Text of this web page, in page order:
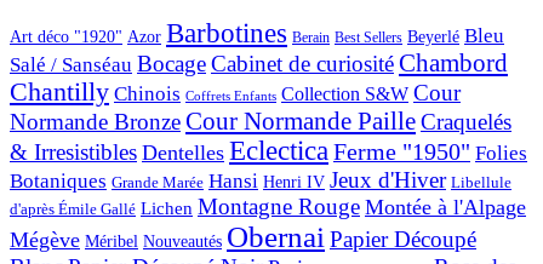
Art déco "1920" Azor Barbotines Berain Best Sellers Beyerlé Bleu
Salé / Sanséau BocageCabinet de curiositéChambord
Chantilly Chinois Coffrets Enfants Collection S&W Cour
Normande BronzeCour Normande PailleCraquelés
& Irresistibles Dentelles Eclectica Ferme "1950" Folies
Botaniques Grande Marée Hansi Henri IV Jeux d'Hiver Libellule
d'après Émile Gallé Lichen Montagne Rouge Montée à l'Alpage
Mégève Méribel Nouveautés Obernai Papier Découpé